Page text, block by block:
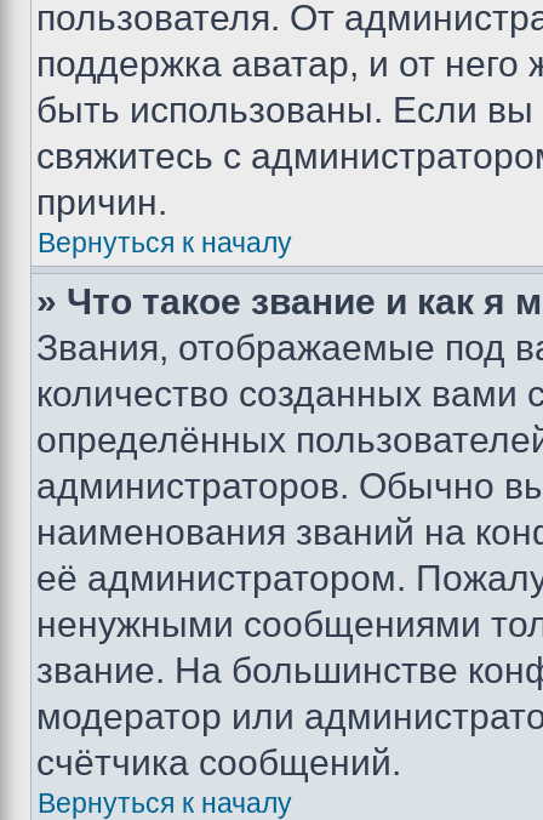
пользователя. От
поддержка аватар, и от него
быть использованы. Если
свяжитесь с
причин.
Вернуться к началу
» Что такое звание и как я
Звания, отображаемые под
количество созданных
определённых
администраторов. Обычно
наименования званий на
её администратором.
ненужными сообщениями
звание. На большинстве
модератор или
счётчика сообщений.
Вернуться к началу